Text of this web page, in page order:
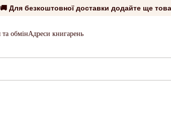
🚚 Для безкоштовної доставки додайте ще
обмінАдреси книгарень